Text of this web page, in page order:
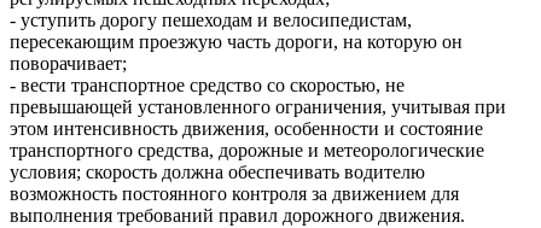
- уступить дорогу пешеходам и велосипедистам,
пересекающим проезжую часть дороги, на которую он
поворачивает;
- вести транспортное средство со скоростью, не
превышающей установленного ограничения, учитывая при
этом интенсивность движения, особенности и состояние
транспортного средства, дорожные и метеорологические
условия; скорость должна обеспечивать водителю
возможность постоянного контроля за движением для
выполнения требований правил дорожного движения.